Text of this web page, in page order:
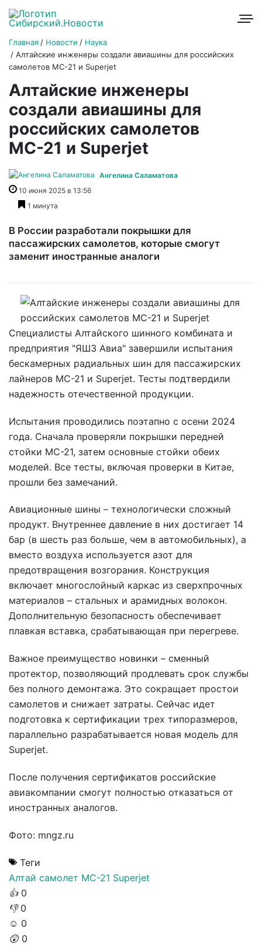
Главная Новости
Наука
Алтайские инженеры создали авиашины для российских
самолетов МС-21 и Superjet
Алтайские инженеры
создали авиашины для
российских самолетов
МС-21 и Superjet
Ангелина Саламатова
10 июня 2025 в 13:56
1 минута
В России разработали покрышки для
пассажирских самолетов, которые смогут
заменит иностранные аналоги
Специалисты Алтайского шинного комбината и
предприятия "ЯШЗ Авиа" завершили испытания
бескамерных радиальных шин для пассажирских
лайнеров МС-21 и Superjet. Тесты подтвердили
надежность отечественной продукции.
Испытания проводились поэтапно с осени 2024
года. Сначала проверяли покрышки передней
стойки МС-21, затем основные стойки обеих
моделей. Все тесты, включая проверки в Китае,
прошли без замечаний.
Авиационные шины – технологически сложный
продукт. Внутреннее давление в них достигает 14
бар (в шесть раз больше, чем в автомобильных), а
вместо воздуха используется азот для
предотвращения возгорания. Конструкция
включает многослойный каркас из сверхпрочных
материалов – стальных и арамидных волокон.
Дополнительную безопасность обеспечивает
плавкая вставка, срабатывающая при перегреве.
Важное преимущество новинки – сменный
протектор, позволяющий продлевать срок службы
без полного демонтажа. Это сокращает простои
самолетов и снижает затраты. Сейчас идет
подготовка к сертификации трех типоразмеров,
параллельно разрабатывается новая модель для
Superjet.
После получения сертификатов российские
авиакомпании смогут полностью отказаться от
иностранных аналогов.
Фото: mngz.ru
Теги
Алтай самолет МС-21 Superjet
👍 0
👎 0
☺️ 0
😲 0